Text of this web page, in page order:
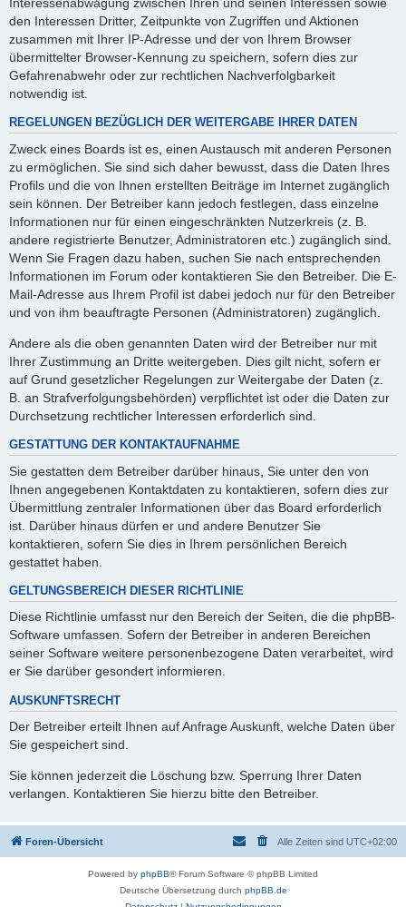
den Interessen Dritter, Zeitpunkte von Zugriffen und Aktionen
zusammen mit Ihrer IP-Adresse und der von Ihrem Browser
übermittelter Browser-Kennung zu speichern, sofern dies zur
Gefahrenabwehr oder zur rechtlichen Nachverfolgbarkeit
notwendig ist.
REGELUNGEN BEZÜGLICH DER WEITERGABE IHRER DATEN
Zweck eines Boards ist es, einen Austausch mit anderen Personen
zu ermöglichen. Sie sind sich daher bewusst, dass die Daten Ihres
Profils und die von Ihnen erstellten Beiträge im Internet zugänglich
sein können. Der Betreiber kann jedoch festlegen, dass einzelne
Informationen nur für einen eingeschränkten Nutzerkreis (z. B.
andere registrierte Benutzer, Administratoren etc.) zugänglich sind.
Wenn Sie Fragen dazu haben, suchen Sie nach entsprechenden
Informationen im Forum oder kontaktieren Sie den Betreiber. Die E-
Mail-Adresse aus Ihrem Profil ist dabei jedoch nur für den Betreiber
und von ihm beauftragte Personen (Administratoren) zugänglich.
Andere als die oben genannten Daten wird der Betreiber nur mit
Ihrer Zustimmung an Dritte weitergeben. Dies gilt nicht, sofern er
auf Grund gesetzlicher Regelungen zur Weitergabe der Daten (z.
B. an Strafverfolgungsbehörden) verpflichtet ist oder die Daten zur
Durchsetzung rechtlicher Interessen erforderlich sind.
GESTATTUNG DER KONTAKTAUFNAHME
Sie gestatten dem Betreiber darüber hinaus, Sie unter den von
Ihnen angegebenen Kontaktdaten zu kontaktieren, sofern dies zur
Übermittlung zentraler Informationen über das Board erforderlich
ist. Darüber hinaus dürfen er und andere Benutzer Sie
kontaktieren, sofern Sie dies in Ihrem persönlichen Bereich
gestattet haben.
GELTUNGSBEREICH DIESER RICHTLINIE
Diese Richtlinie umfasst nur den Bereich der Seiten, die die phpBB-
Software umfassen. Sofern der Betreiber in anderen Bereichen
seiner Software weitere personenbezogene Daten verarbeitet, wird
er Sie darüber gesondert informieren.
AUSKUNFTSRECHT
Der Betreiber erteilt Ihnen auf Anfrage Auskunft, welche Daten über
Sie gespeichert sind.
Sie können jederzeit die Löschung bzw. Sperrung Ihrer Daten
verlangen. Kontaktieren Sie hierzu bitte den Betreiber.
Foren-Übersicht Alle Zeiten sind UTC+02:00
Powered by phpBB® Forum Software © phpBB Limited
Deutsche Übersetzung durch phpBB.de